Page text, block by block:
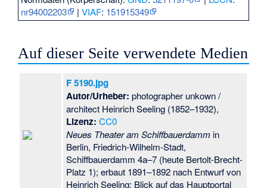
nr94002203
|VIAF: 151915349
Auf dieser Seite verwendete Medien
F 5190.jpg
Autor/Urheber: photographer unkown /
architect Heinrich Seeling (1852–1932),
Lizenz: CC0
Neues Theater am Schiffbauerdamm in
Berlin, Friedrich-Wilhelm-Stadt,
Schiffbauerdamm 4a–7 (heute Bertolt-Brecht-
Platz 1); erbaut 1891–1892 nach Entwurf von
Heinrich Seeling; Blick auf das Hauptportal